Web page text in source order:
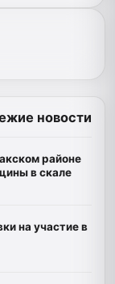
новости
районе
в скале
на участие в